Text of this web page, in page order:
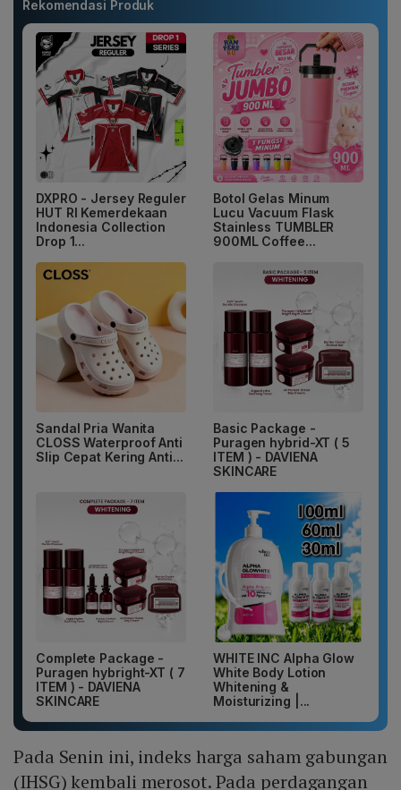
Rekomendasi Produk
DXPRO - Jersey Reguler
HUT RI Kemerdekaan
Indonesia Collection
Drop 1...
Botol Gelas Minum
Lucu Vacuum Flask
Stainless TUMBLER
900ML Coffee...
Sandal Pria Wanita
CLOSS Waterproof Anti
Slip Cepat Kering Anti...
Basic Package -
Puragen hybrid-XT ( 5
ITEM ) - DAVIENA
SKINCARE
Complete Package -
Puragen hybright-XT ( 7
ITEM ) - DAVIENA
SKINCARE
WHITE INC Alpha Glow
White Body Lotion
Whitening &
Moisturizing |...
Pada Senin ini, indeks harga saham gabungan
(IHSG) kembali merosot. Pada perdagangan